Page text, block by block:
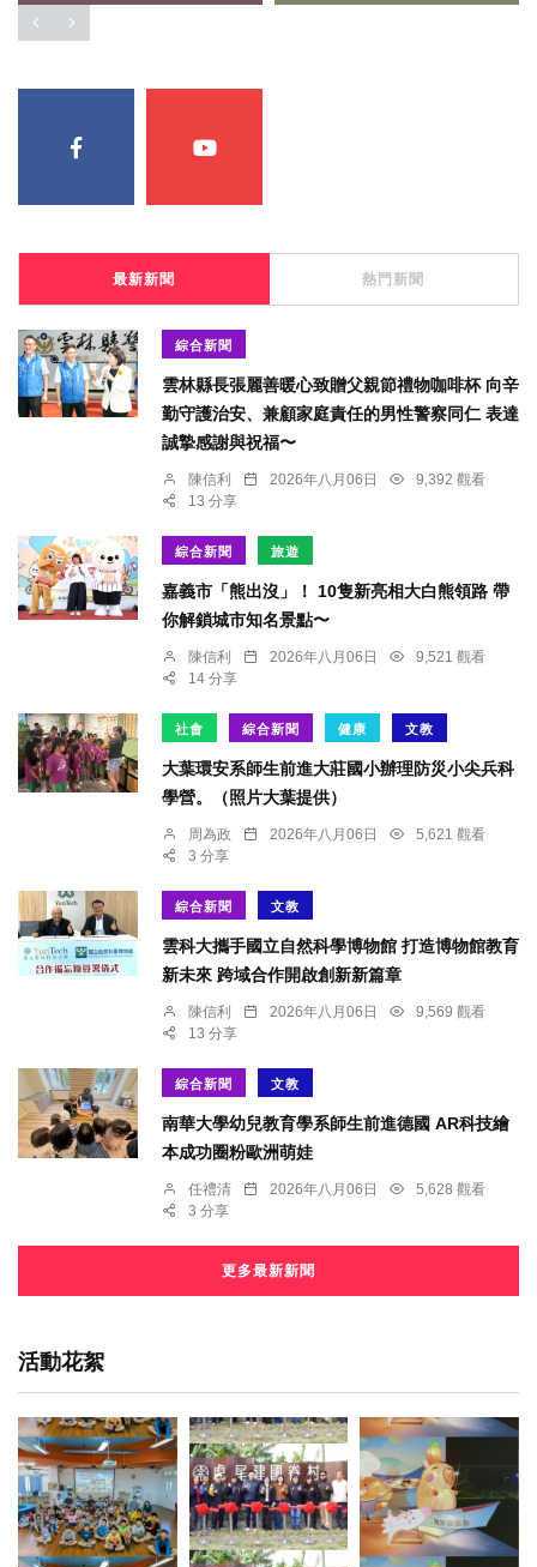
最新新聞 熱門新聞
綜合新聞
雲林縣長張麗善暖心致贈父親節禮物咖啡杯 向辛
勤守護治安、兼顧家庭責任的男性警察同仁 表達
誠摯感謝與祝福〜
陳信利 2026年八月06日
9,392 觀看
13 分享
綜合新聞 旅遊
嘉義市「熊出沒」！ 10隻新亮相大白熊領路 帶
你解鎖城市知名景點〜
陳信利 2026年八月06日
9,521 觀看
14 分享
社會 綜合新聞 健康 文教
大葉環安系師生前進大莊國小辦理防災小尖兵科
學營。（照片大葉提供）
周為政 2026年八月06日
5,621 觀看
3 分享
綜合新聞 文教
雲科大攜手國立自然科學博物館 打造博物館教育
新未來 跨域合作開啟創新新篇章
陳信利 2026年八月06日
9,569 觀看
13 分享
綜合新聞 文教
南華大學幼兒教育學系師生前進德國 AR科技繪
本成功圈粉歐洲萌娃
任禮清 2026年八月06日
5,628 觀看
3 分享
更多最新新聞
活動花絮